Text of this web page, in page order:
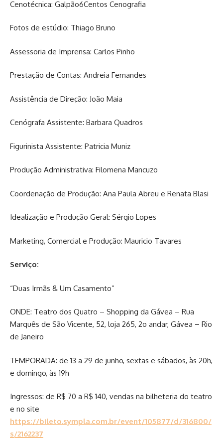
Cenotécnica: Galpão6Centos Cenografia
Fotos de estúdio: Thiago Bruno
Assessoria de Imprensa: Carlos Pinho
Prestação de Contas: Andreia Fernandes
Assistência de Direção: João Maia
Cenógrafa Assistente: Barbara Quadros
Figurinista Assistente: Patricia Muniz
Produção Administrativa: Filomena Mancuzo
Coordenação de Produção: Ana Paula Abreu e Renata Blasi
Idealização e Produção Geral: Sérgio Lopes
Marketing, Comercial e Produção: Mauricio Tavares
Serviço:
“Duas Irmãs & Um Casamento”
ONDE: Teatro dos Quatro – Shopping da Gávea – Rua
Marquês de São Vicente, 52, loja 265, 2o andar, Gávea – Rio
de Janeiro
TEMPORADA: de 13 a 29 de junho, sextas e sábados, às 20h,
e domingo, às 19h
Ingressos: de R$ 70 a R$ 140, vendas na bilheteria do teatro
e no site
https://bileto.sympla.com.br/event/105877/d/316800/
s/2162237